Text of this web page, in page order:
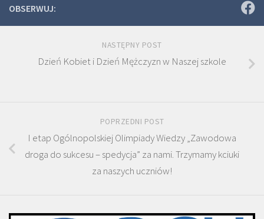
OBSERWUJ:
NASTĘPNY POST
Dzień Kobiet i Dzień Mężczyzn w Naszej szkole
POPRZEDNI POST
I etap Ogólnopolskiej Olimpiady Wiedzy „Zawodowa
droga do sukcesu – spedycja” za nami. Trzymamy kciuki
za naszych uczniów!